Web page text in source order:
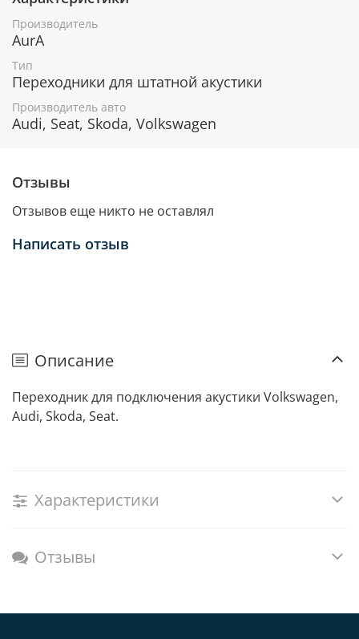
Производитель
AurA
Тип
Переходники для штатной акустики
Производитель авто
Audi, Seat, Skoda, Volkswagen
Отзывы
Отзывов еще никто не оставлял
Написать отзыв
Описание
Переходник для подключения акустики Volkswagen,
Audi, Skoda, Seat.
Характеристики
Отзывы